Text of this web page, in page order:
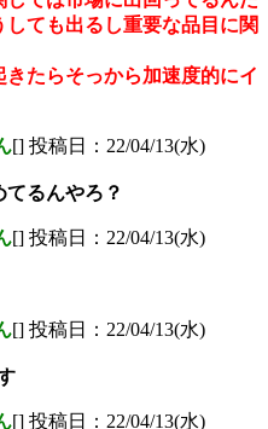
ても出るし重要な品目に関
たらそっから加速度的にイ
[] 投稿日：22/04/13(水)
るんやろ？
[] 投稿日：22/04/13(水)
[] 投稿日：22/04/13(水)
[] 投稿日：22/04/13(水)